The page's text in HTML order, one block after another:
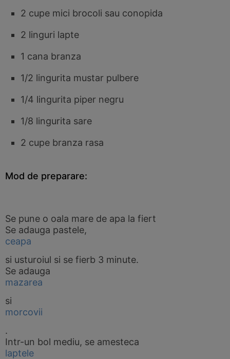
2 cupe mici brocoli sau conopida
2 linguri lapte
1 cana branza
1/2 lingurita mustar pulbere
1/4 lingurita piper negru
1/8 lingurita sare
2 cupe branza rasa
Mod de preparare:
Se pune o oala mare de apa la fiert
Se adauga pastele,
ceapa
si usturoiul si se fierb 3 minute.
Se adauga
mazarea
si
morcovii
.
Intr-un bol mediu, se amesteca
laptele